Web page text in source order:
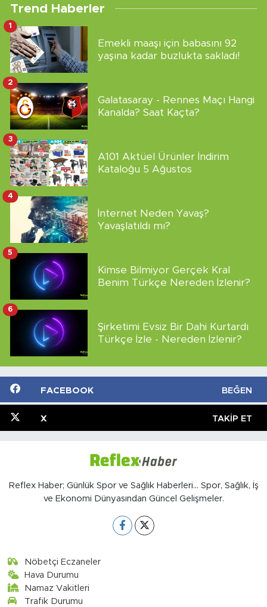
Trend Haberler
Emekli maaşı için babasını 92
yaşına kadar buzlukta sakladı!
1
Galatasaray - Rennes Maçı Hangi
Kanalda? Saat Kaçta?
2
A101 Aktüel Ürünler İndirim
Kataloğu 5 Ağustos
3
İnternet Neden Yavaş?
Yavaşlatıldı mı?
4
Kimse Bilmiyor Gerçek Kral
Benim Türkçe Nereden İzlenir?
5
Şirketimi Evsiz Bir Dahi Kurtardı
Türkçe İzle - Nereden İzlenir?
6
FACEBOOK BEĞEN
X TAKIP ET
Reflex Haber; Günlük Spor ve Sağlık Haberleri... Spor, Sağlık, İş
ve Ekonomi Dünyasından Güncel Gelişmeler.
Nöbetçi Eczaneler
Hava Durumu
Namaz Vakitleri
Trafik Durumu